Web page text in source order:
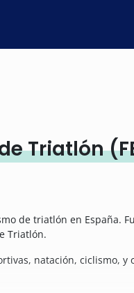
Triatlón
de triatlón en España.
Triatlón.
natación, ciclismo, y